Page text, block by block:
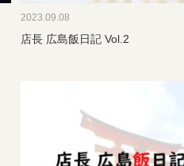
2023.09.08
店長 広島飯日記 Vol.2